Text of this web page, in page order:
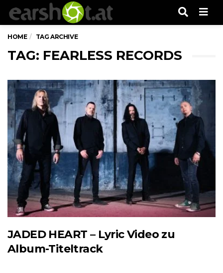
HOME TAG ARCHIVE
TAG: FEARLESS RECORDS
JADED HEART – Lyric Video zu
Album-Titeltrack